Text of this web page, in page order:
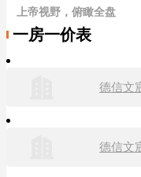
上帝视野，俯瞰全盘
一房一价表
德信文
德信文